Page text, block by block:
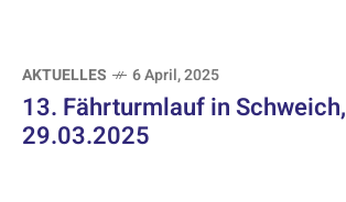
AKTUELLES 6 April, 2025
13. Fährturmlauf in Schweich,
29.03.2025